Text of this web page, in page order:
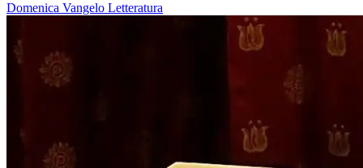
Domenica Vangelo Letteratura